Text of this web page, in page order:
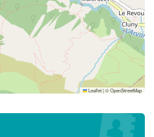
Leaflet|©OpenStreetMap